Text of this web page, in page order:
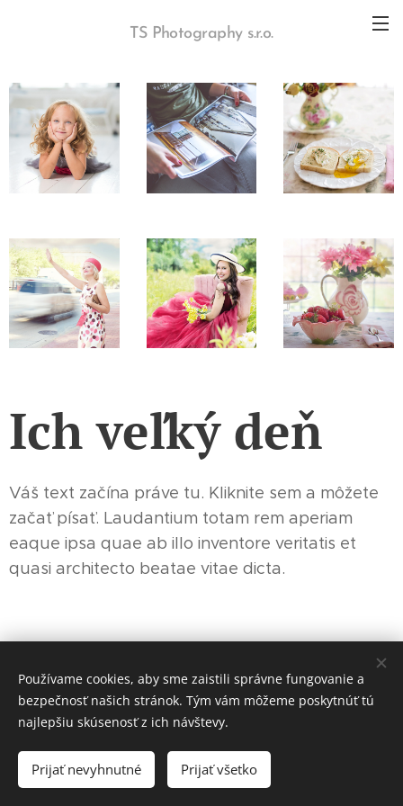
TS Photography s.r.o.
Ich veľký deň
Váš text začína práve tu. Kliknite sem a môžete
začať písať. Laudantium totam rem aperiam
eaque ipsa quae ab illo inventore veritatis et
quasi architecto beatae vitae dicta.
© 2025 TS Photography s.r.o., Jurkovicova 3, Bratislava, 831 06
Slovakia
Cookies
Používame cookies, aby sme zaistili správne fungovanie a
bezpečnosť našich stránok. Tým vám môžeme poskytnúť tú
najlepšiu skúsenosť z ich návštevy.
Prijať nevyhnutné Prijať všetko